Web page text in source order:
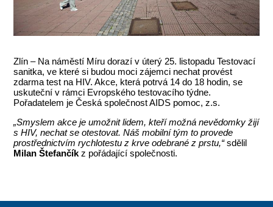
Zlín – Na náměstí Míru dorazí v úterý 25. listopadu Testovací
sanitka, ve které si budou moci zájemci nechat provést
zdarma test na HIV. Akce, která potrvá 14 do 18 hodin, se
uskuteční v rámci Evropského testovacího týdne.
Pořadatelem je Česká společnost AIDS pomoc, z.s.
„Smyslem akce je umožnit lidem, kteří možná nevědomky žijí
s HIV, nechat se otestovat. Náš mobilní tým to provede
prostřednictvím rychlotestu z krve odebrané z prstu,“sdělil
Milan Štefančík z pořádající společnosti.